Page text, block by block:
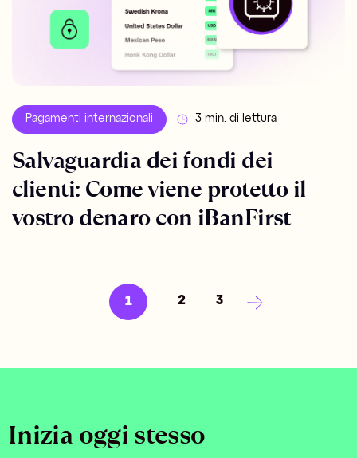
Pagamenti internazionali 3 min. di lettura
Salvaguardia dei fondi dei
clienti: Come viene protetto il
vostro denaro con iBanFirst
1 2 3
Inizia oggi stesso